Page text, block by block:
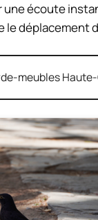
écoute
déplacement
meubles